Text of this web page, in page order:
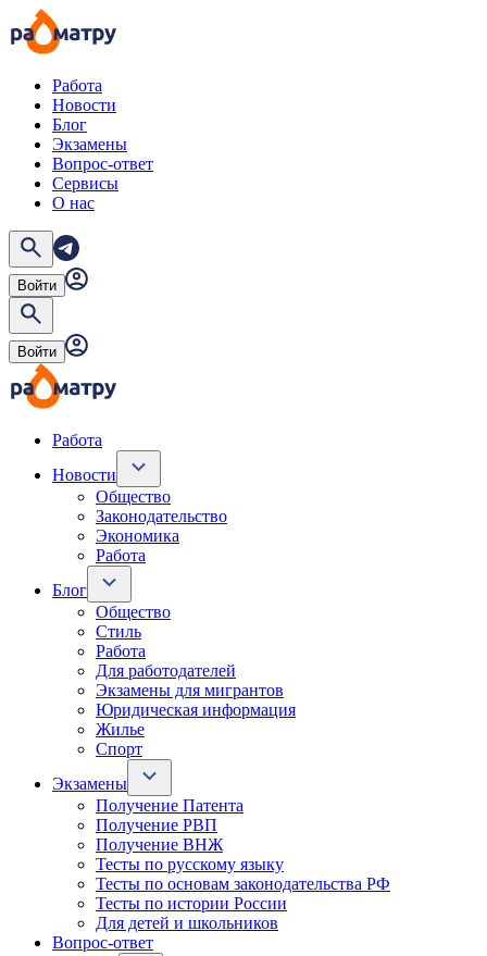
Работа
Новости
Блог
Экзамены
Вопрос-ответ
Сервисы
О нас
Войти
Войти
Работа
Новости
Общество
Законодательство
Экономика
Работа
Блог
Общество
Стиль
Работа
Для работодателей
Экзамены для мигрантов
Юридическая информация
Жилье
Спорт
Экзамены
Получение Патента
Получение РВП
Получение ВНЖ
Тесты по русскому языку
Тесты по основам законодательства РФ
Тесты по истории России
Для детей и школьников
Вопрос-ответ